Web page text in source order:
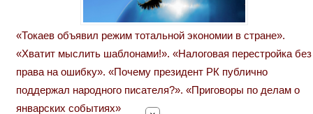
«Токаев объявил режим тотальной экономии в стране».
«Хватит мыслить шаблонами!». «Налоговая перестройка без
права на ошибку». «Почему президент РК публично
поддержал народного писателя?». «Приговоры по делам о
январских событиях»